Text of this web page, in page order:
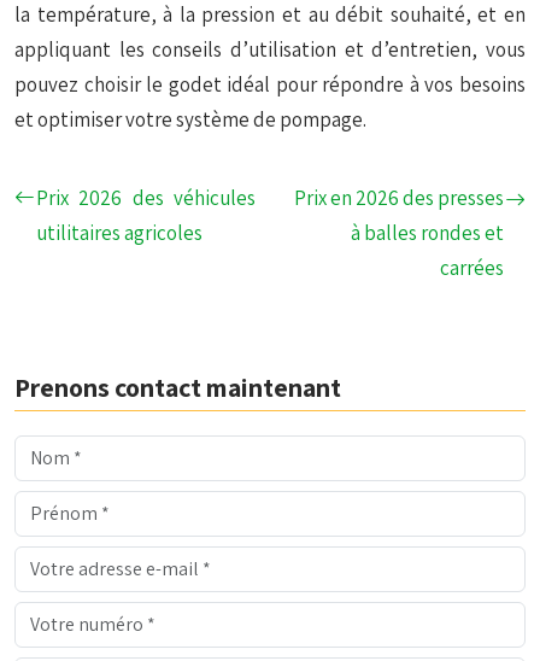
la température, à la pression et au débit souhaité, et en
appliquant les conseils d’utilisation et d’entretien, vous
pouvez choisir le godet idéal pour répondre à vos besoins
et optimiser votre système de pompage.
Prix 2026 des véhicules
utilitaires agricoles
Prix en 2026 des presses
à balles rondes et
carrées
Prenons contact maintenant